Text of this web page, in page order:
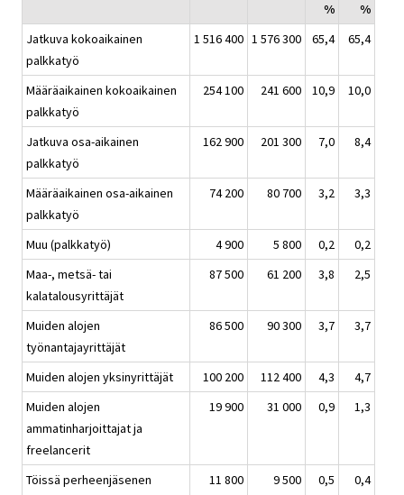
%
%
Jatkuva kokoaikainen
palkkatyö
1 516 400 1 576 300 65,4 65,4
Määräaikainen kokoaikainen
palkkatyö
254 100 241 600 10,9 10,0
Jatkuva osa-aikainen
palkkatyö
162 900 201 300 7,0 8,4
Määräaikainen osa-aikainen
palkkatyö
74 200 80 700 3,2 3,3
Muu (palkkatyö) 4 900 5 800 0,2
0,2
Maa-, metsä- tai
kalatalousyrittäjät
87 500 61 200 3,8 2,5
Muiden alojen
työnantajayrittäjät
86 500 90 300 3,7 3,7
Muiden alojen yksinyrittäjät 100 200 112 400 4,3
4,7
Muiden alojen
ammatinharjoittajat ja
freelancerit
19 900 31 000 0,9 1,3
Töissä perheenjäsenen
11 800 9 500 0,5 0,4